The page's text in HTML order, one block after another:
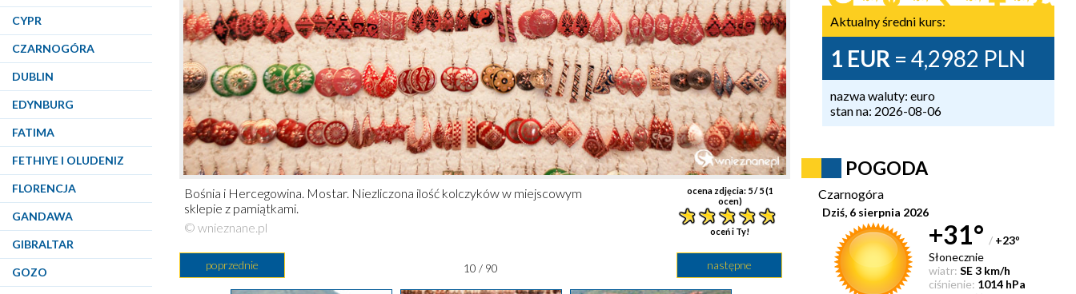
CYPR
CZARNOGÓRA
DUBLIN
EDYNBURG
FATIMA
FETHIYE I OLUDENIZ
FLORENCJA
GANDAWA
GIBRALTAR
GOZO
ocena zdjęcia: 5/ 5 (1
ocen)
oceń i Ty!
Bośnia i Hercegowina. Mostar. Niezliczona ilość kolczyków w miejscowym
sklepie z pamiątkami.
© wnieznane.pl
poprzednie następne
10 / 90
Aktualny średni kurs:
1 EUR = 4,2982 PLN
nazwa waluty: euro
stan na: 2026-08-06
POGODA
Czarnogóra
Dziś, 6 sierpnia 2026
+31° / +23°
Słonecznie
wiatr: SE 3 km/h
ciśnienie: 1014 hPa